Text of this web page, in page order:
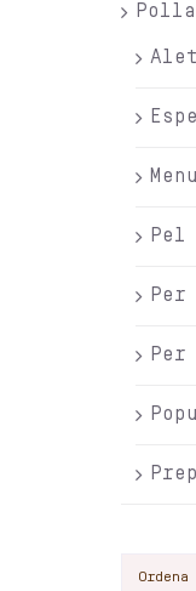
Pel
Per
Per